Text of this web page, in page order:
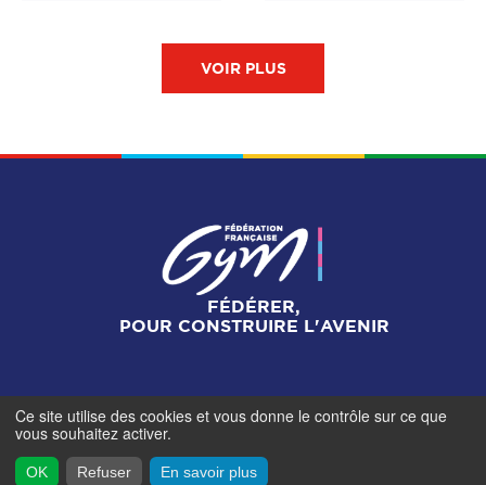
VOIR PLUS
FÉDÉRER,
POUR CONSTRUIRE L'AVENIR
Mentions légales-Gestionnaire de cookies
contributeurs- © Fédération Française de Gymnastique -
2026
Ce site utilise des cookies et vous donne le contrôle sur ce que
vous souhaitez activer.
OK Refuser En savoir plus